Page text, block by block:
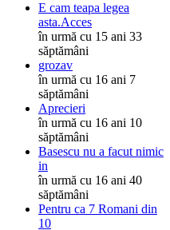
E cam teapa legea
asta.Acces
în urmă cu 15 ani 33
săptămâni
grozav
în urmă cu 16 ani 7
săptămâni
Aprecieri
în urmă cu 16 ani 10
săptămâni
Basescu nu a facut nimic
in
în urmă cu 16 ani 40
săptămâni
Pentru ca 7 Romani din
10